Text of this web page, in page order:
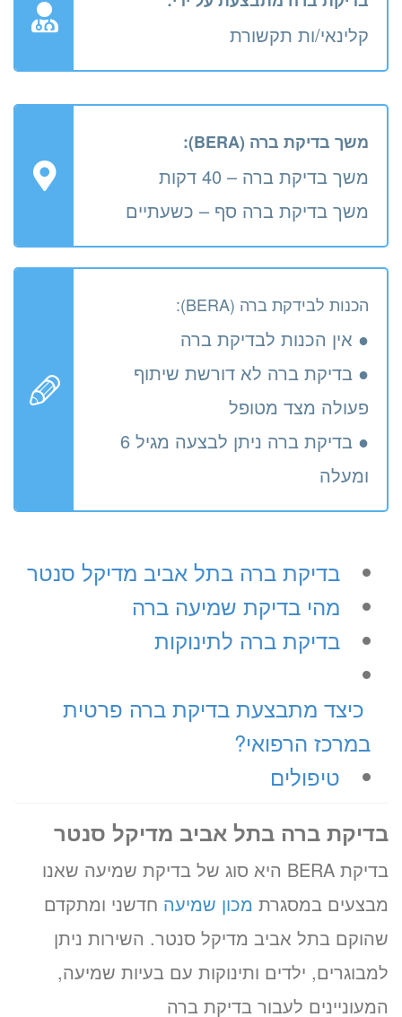
קלינאי/ות תקשורת
משך בדיקת ברה (BERA):
משך בדיקת ברה – 40 דקות
משך בדיקת ברה סף – כשעתיים
הכנות לבידקת ברה (BERA):
● אין הכנות לבדיקת ברה
● בדיקת ברה לא דורשת שיתוף
פעולה מצד מטופל
● בדיקת ברה ניתן לבצעה מגיל 6
ומעלה
בדיקת ברה בתל אביב מדיקל סנטר
מהי בדיקת שמיעה ברה
בדיקת ברה לתינוקות
כיצד מתבצעת בדיקת ברה פרטית
במרכז הרפואי?
טיפולים
בדיקת ברה בתל אביב מדיקל סנטר
בדיקת BERA היא סוג של בדיקת שמיעה שאנו
מבצעים במסגרת מכון שמיעה חדשני ומתקדם
שהוקם בתל אביב מדיקל סנטר. השירות ניתן
למבוגרים, ילדים ותינוקות עם בעיות שמיעה,
המעוניינים לעבור בדיקת ברה